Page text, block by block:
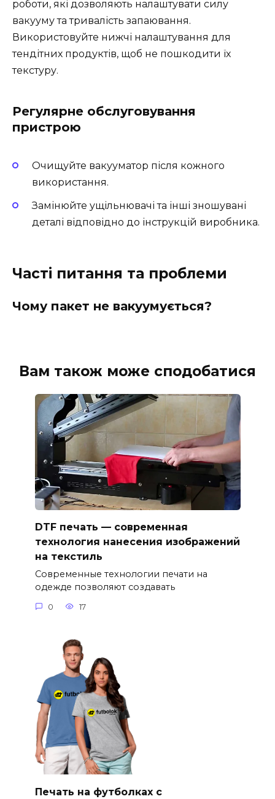
роботи, які дозволяють налаштувати силу
вакууму та тривалість запаювання.
Використовуйте нижчі налаштування для
тендітних продуктів, щоб не пошкодити їх
текстуру.
Регулярне обслуговування
пристрою
Очищуйте вакууматор після кожного
використання.
Замінюйте ущільнювачі та інші зношувані
деталі відповідно до інструкцій виробника.
Часті питання та проблеми
Чому пакет не вакуумується?
Вам також може сподобатися
DTF печать — современная
технология нанесения изображений
на текстиль
Современные технологии печати на
одежде позволяют создавать
0 17
Печать на футболках с